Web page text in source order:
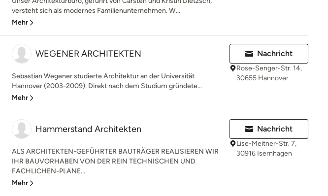
versteht sich als modernes Familienunternehmen. W...
Mehr
WEGENER ARCHITEKTEN
Sebastian Wegener studierte Architektur an der Universität
Hannover (2003-2009). Direkt nach dem Studium gründete...
Mehr
Nachricht
Rose-Senger-Str. 14,
30655 Hannover
Hammerstand Architekten
ALS ARCHITEKTEN-GEFÜHRTER BAUTRÄGER REALISIEREN WIR
IHR BAUVORHABEN VON DER REIN TECHNISCHEN UND
FACHLICHEN-PLANE...
Mehr
Nachricht
Lise-Meitner-Str. 7,
30916 Isernhagen